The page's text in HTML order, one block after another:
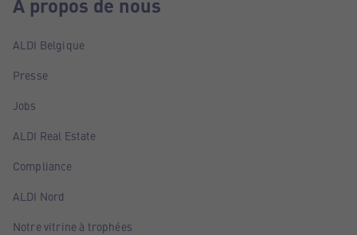
ALDI Belgique
Presse
Jobs
ALDI Real Estate
Compliance
ALDI Nord
Notre vitrine à trophées